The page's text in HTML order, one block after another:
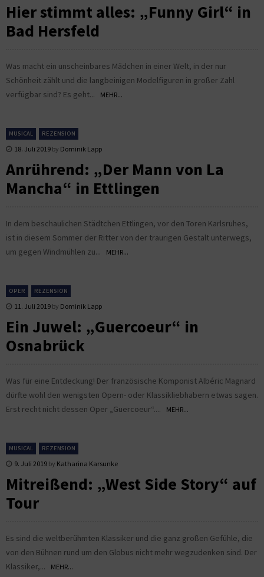
Hier stimmt alles: „Funny Girl“ in
Bad Hersfeld
Was macht ein unscheinbares Mädchen in einer Welt, in der nur
Schönheit zählt und die langbeinigen Modelfiguren in großer Zahl
verfügbar sind? Es geht...
MEHR...
MUSICAL REZENSION
18. Juli 2019 by Dominik Lapp
Anrührend: „Der Mann von La
Mancha“ in Ettlingen
In dem beschaulichen Städtchen Ettlingen, vor den Toren Karlsruhes,
ist in diesem Sommer der Ritter von der traurigen Gestalt unterwegs,
um gegen Windmühlen zu...
MEHR...
OPER REZENSION
11. Juli 2019 by Dominik Lapp
Ein Juwel: „Guercoeur“ in
Osnabrück
Was für eine Entdeckung! Der französische Komponist Albéric Magnard
dürfte wohl den wenigsten Opern- oder Klassikliebhabern etwas sagen.
Erst recht nicht dessen Oper „Guercoeur“....
MEHR...
MUSICAL REZENSION
9. Juli 2019 by Katharina Karsunke
Mitreißend: „West Side Story“ auf
Tour
Es sind die weltberühmten Klassiker und die ganz großen Gefühle, die
von den Bühnen rund um den Globus nicht mehr wegzudenken sind. Der
Klassiker,...
MEHR...